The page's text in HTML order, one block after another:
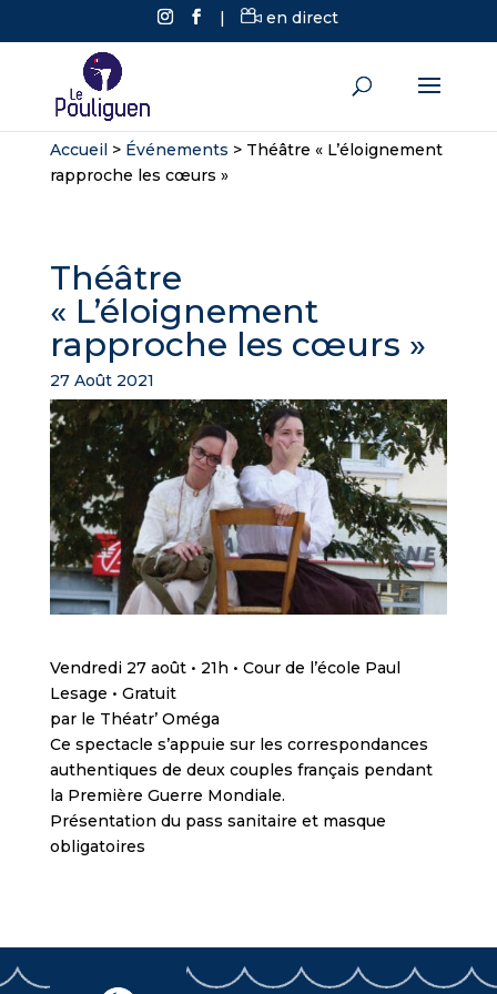
| en direct
Accueil> Événements > Théâtre « L’éloignement
rapproche les cœurs »
Théâtre
« L’éloignement
rapproche les cœurs »
27 Août 2021
Vendredi 27 août • 21h • Cour de l’école Paul
Lesage • Gratuit
par le Théatr’ Oméga
Ce spectacle s’appuie sur les correspondances
authentiques de deux couples français pendant
la Première Guerre Mondiale.
Présentation du pass sanitaire et masque
obligatoires